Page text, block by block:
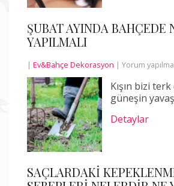
ŞUBAT AYINDA BAHÇEDE
YAPILMALI
| Ev&Bahçe Dekorasyon | Yorum
Kışın bizi
güneşin yavaş
Detaylar
SAÇLARDAKİ